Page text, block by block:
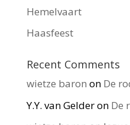
Hemelvaart
Haasfeest
Recent Comments
wietze baron on De
Y.Y. van Gelderon De